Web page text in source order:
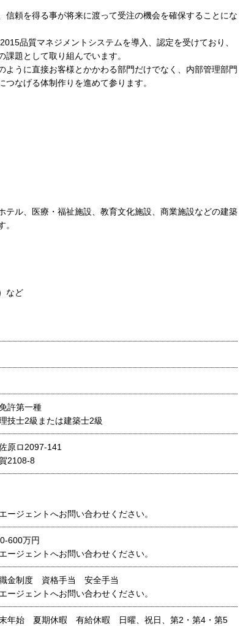
信頼を得る事が将来に渡って受注の機会を確保することにな
品質マネジメントシステムを導入、認定を受けており、
題として取り組んでいます。
ように直接お客様とかかわる部門だけでなく、内部管理部門
なげる体制作りを進めて参ります。
テル、医療・福祉施設、教育文化施設、商業施設などの建築
など
許第一種
技士2級または建築士2級
原ロ2097-141
2108-8
ージェントへお問い合わせください。
600万円
ージェントへお問い合わせください。
金制度 資格手当 安全手当
ージェントへお問い合わせください。
年始 夏期休暇 有給休暇 日曜、祝日、第2・第4・第5